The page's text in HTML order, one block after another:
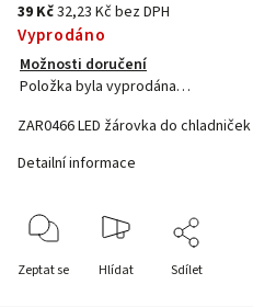
39 Kč32,23 Kč bez DPH
Vyprodáno
Možnosti doručení
Položka byla vyprodána…
ZAR0466 LED žárovka do chladniček
Detailní informace
Zeptat se Hlídat Sdílet